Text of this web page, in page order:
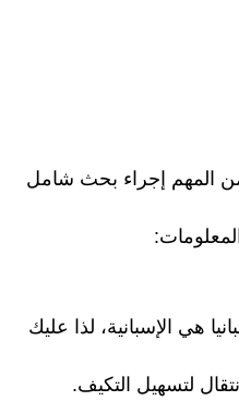
المهم إجراء بحث شامل
هي الإسبانية، لذا عليك
لتسهيل التكيف.